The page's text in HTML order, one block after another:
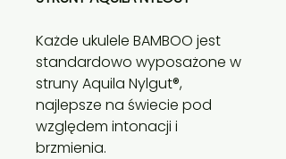
Każde ukulele BAMBOO jest
standardowo wyposażone w
struny Aquila Nylgut®,
najlepsze na świecie pod
względem intonacji i
brzmienia.